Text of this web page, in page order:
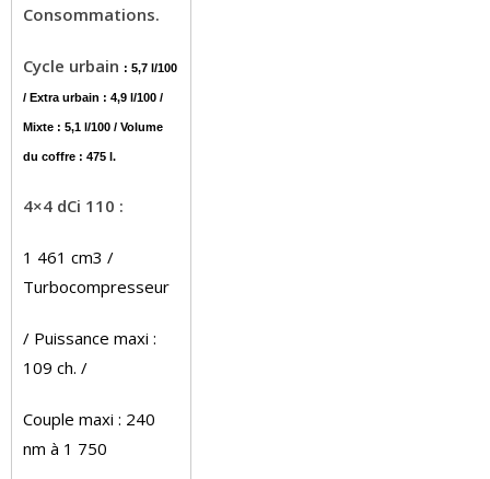
Consommations.
Cycle urbain : 5,7 l/100
/ Extra urbain : 4,9 l/100 /
Mixte : 5,1 l/100 / Volume
du coffre : 475 l.
4×4 dCi 110 :
1 461 cm3 /
Turbocompresseur
/ Puissance maxi :
109 ch. /
Couple maxi : 240
nm à 1 750